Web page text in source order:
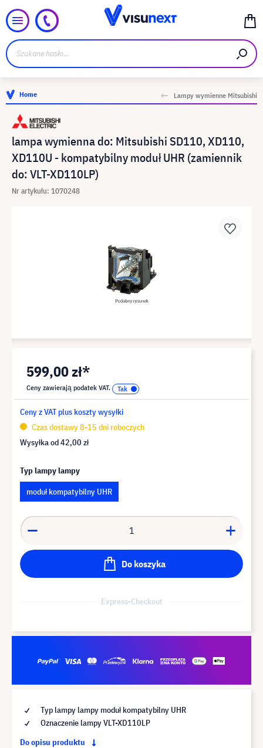
Home Lampy wymienne Mitsubishi
lampa wymienna do: Mitsubishi SD110, XD110,
XD110U - kompatybilny moduł UHR (zamiennik
do: VLT-XD110LP)
Nr artykułu: 1070248
599,00 zł*
Ceny zawierają podatek VAT.
Ceny z VAT plus koszty wysyłki
Czas dostawy 8-15 dni roboczych
Wysyłka od42,00 zł
Typ lampy lampy
moduł kompatybilny UHR
Do koszyka
Express-Checkout
Typ lampy lampy moduł kompatybilny UHR
Oznaczenie lampy VLT-XD110LP
Do opisu produktu